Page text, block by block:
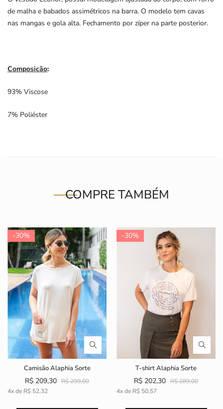
de malha e babados assimétricos na barra. O modelo tem cavas
nas mangas e gola alta. Fechamento por zíper na parte posterior.
Composicão:
93% Viscose
7% Poliéster
COMPRE TAMBÉM
-30%
Camisão Alaphia Sorte
R$ 209,30 R$ 299,00
4x de R$ 52,32
-30%
T-shirt Alaphia Sorte
R$ 202,30 R$ 289,00
4x de R$ 50,57